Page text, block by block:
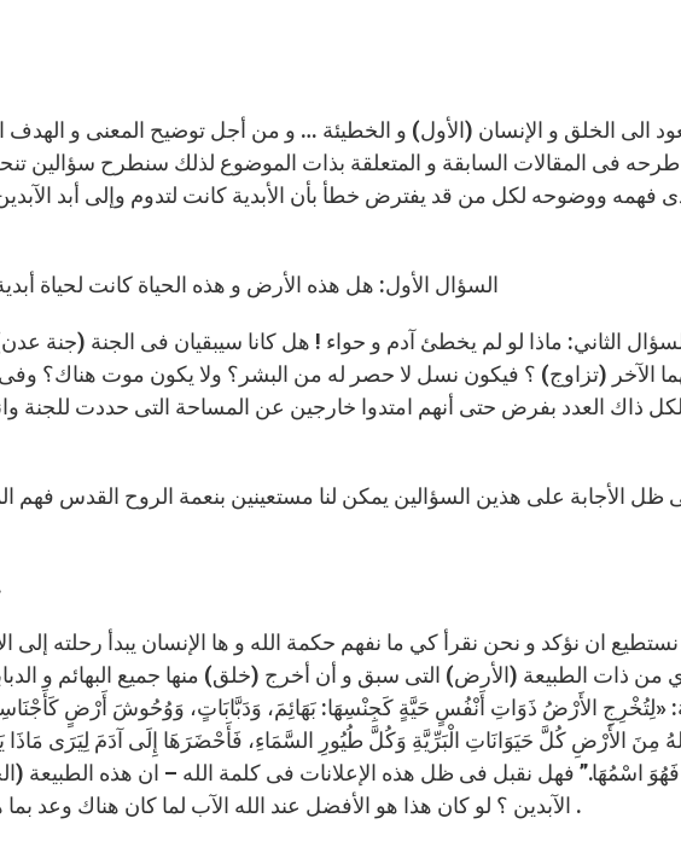
طرحه فى المقالات السابقة و المتعلقة بذات الموضوع لذلك سنطرح سؤالين
فهمه ووضوحه لكل من قد يفترض خطأ بأن الأبدية كانت لتدوم وإلى أبد
السؤال الأول: هل هذه الأرض و هذه الحياة كانت لحياة
الثاني: ماذا لو لم يخطئ آدم و حواء ! هل كانا سيبقيان فى الجنة (جنة
الآخر (تزاوج) ؟ فيكون نسل لا حصر له من البشر؟ ولا يكون موت هناك؟
لكل ذاك العدد بفرض حتى أنهم امتدوا خارجين عن المساحة التى حددت
ظل الأجابة على هذين السؤالين يمكن لنا مستعينين بنعمة الروح القدس فهم
*1 – طبيعة
ان نؤكد و نحن نقرأ كي ما نفهم حكمة الله و ها الإنسان يبدأ رحلته إلى
مِنَ الأَرْضِ كُلَّ حَيَوَانَاتِ الْبَرِّيَّةِ وَكُلَّ طُيُورِ السَّمَاءِ، فَأَحْضَرَهَا إِلَى آدَمَ لِيَرَى
فَهُوَ اسْمُهَا.” فهل نقبل فى ظل هذه الإعلانات فى كلمة الله – ان هذه الطبيعة
الآبدين ؟ لو كان هذا هو الأفضل عند الله الآب لما كان هناك وعد بما هو أفضل منها لكل من يرث الحياة الأبدية .